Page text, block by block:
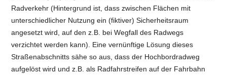
Radverkehr (Hintergrund ist, dass zwischen Flächen mit
unterschiedlicher Nutzung ein (fiktiver) Sicherheitsraum
angesetzt wird, auf den z.B. bei Wegfall des Radwegs
verzichtet werden kann). Eine vernünftige Lösung dieses
Straßenabschnitts sähe so aus, dass der Hochbordradweg
aufgelöst wird und z.B. als Radfahrstreifen auf der Fahrbahn